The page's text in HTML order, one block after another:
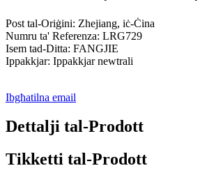
Post tal-Oriġini: Zhejiang, iċ-Ċina
Numru ta' Referenza: LRG729
Isem tad-Ditta: FANGJIE
Ippakkjar: Ippakkjar newtrali
Ibgħatilna email
Dettalji tal-Prodott
Tikketti tal-Prodott